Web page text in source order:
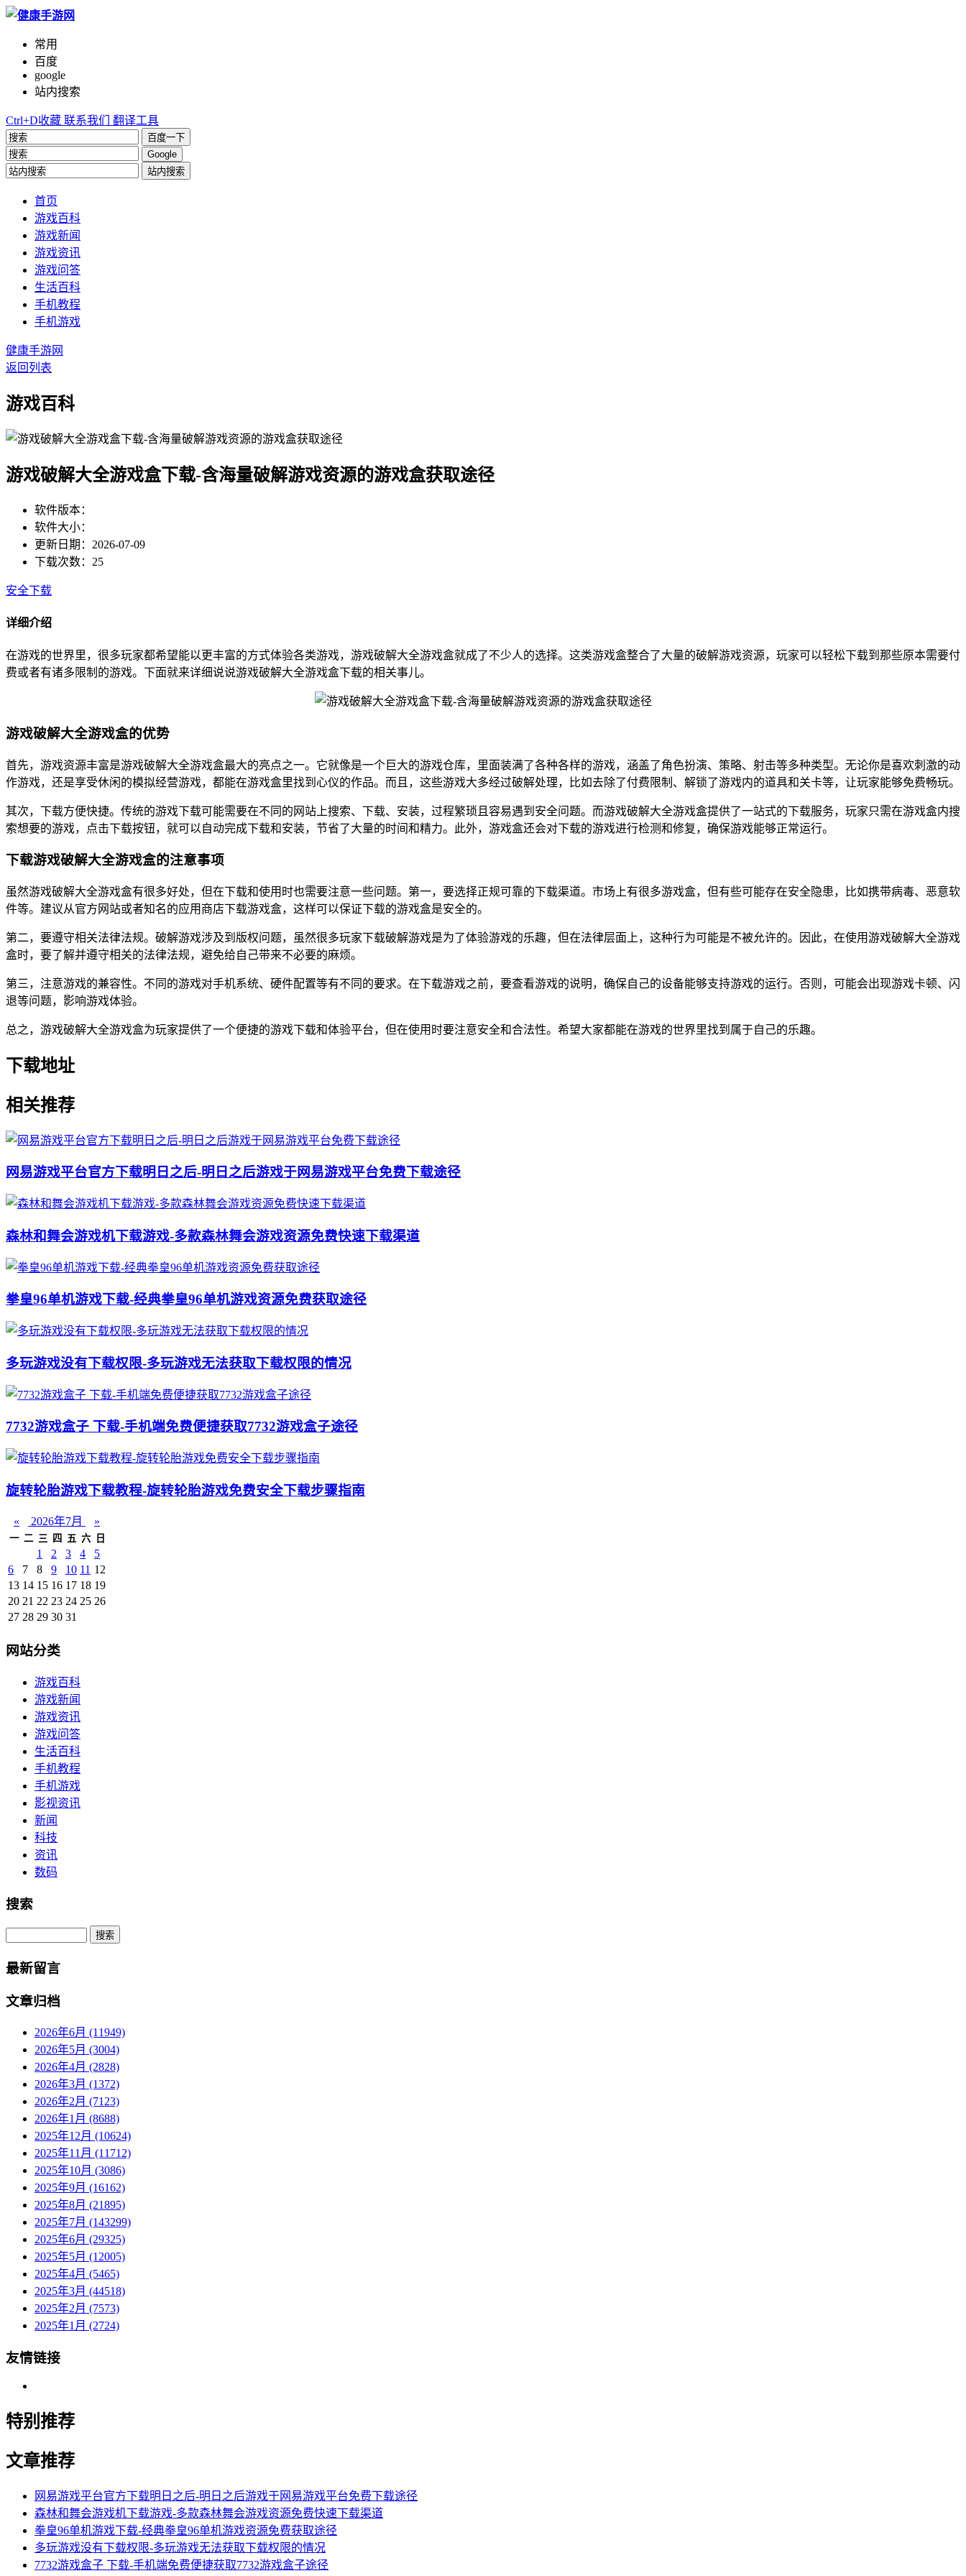
常用
百度
google
站内搜索
Ctrl+D收藏 联系我们 翻译工具
百度一下
Google
站内搜索
首页
游戏百科
游戏新闻
游戏资讯
游戏问答
生活百科
手机教程
手机游戏
健康手游网
返回列表
游戏百科
游戏破解大全游戏盒下载-含海量破解游戏资源的游戏盒获取途径
软件版本：
软件大小：
更新日期：2026-07-09
下载次数：25
安全下载
详细介绍
在游戏的世界里，很多玩家都希望能以更丰富的方式体验各类游戏，游戏破解大全游戏盒就成了不少人的选择。这类游戏盒整合了大量的破解游戏资源，玩家可以轻松下载到那些原本需要付
费或者有诸多限制的游戏。下面就来详细说说游戏破解大全游戏盒下载的相关事儿。
游戏破解大全游戏盒的优势
首先，游戏资源丰富是游戏破解大全游戏盒最大的亮点之一。它就像是一个巨大的游戏仓库，里面装满了各种各样的游戏，涵盖了角色扮演、策略、射击等多种类型。无论你是喜欢刺激的动
作游戏，还是享受休闲的模拟经营游戏，都能在游戏盒里找到心仪的作品。而且，这些游戏大多经过破解处理，比如去除了付费限制、解锁了游戏内的道具和关卡等，让玩家能够免费畅玩。
其次，下载方便快捷。传统的游戏下载可能需要在不同的网站上搜索、下载、安装，过程繁琐且容易遇到安全问题。而游戏破解大全游戏盒提供了一站式的下载服务，玩家只需在游戏盒内搜
索想要的游戏，点击下载按钮，就可以自动完成下载和安装，节省了大量的时间和精力。此外，游戏盒还会对下载的游戏进行检测和修复，确保游戏能够正常运行。
下载游戏破解大全游戏盒的注意事项
虽然游戏破解大全游戏盒有很多好处，但在下载和使用时也需要注意一些问题。第一，要选择正规可靠的下载渠道。市场上有很多游戏盒，但有些可能存在安全隐患，比如携带病毒、恶意软
件等。建议从官方网站或者知名的应用商店下载游戏盒，这样可以保证下载的游戏盒是安全的。
第二，要遵守相关法律法规。破解游戏涉及到版权问题，虽然很多玩家下载破解游戏是为了体验游戏的乐趣，但在法律层面上，这种行为可能是不被允许的。因此，在使用游戏破解大全游戏
盒时，要了解并遵守相关的法律法规，避免给自己带来不必要的麻烦。
第三，注意游戏的兼容性。不同的游戏对手机系统、硬件配置等有不同的要求。在下载游戏之前，要查看游戏的说明，确保自己的设备能够支持游戏的运行。否则，可能会出现游戏卡顿、闪
退等问题，影响游戏体验。
总之，游戏破解大全游戏盒为玩家提供了一个便捷的游戏下载和体验平台，但在使用时要注意安全和合法性。希望大家都能在游戏的世界里找到属于自己的乐趣。
下载地址
相关推荐
网易游戏平台官方下载明日之后-明日之后游戏于网易游戏平台免费下载途径
森林和舞会游戏机下载游戏-多款森林舞会游戏资源免费快速下载渠道
拳皇96单机游戏下载-经典拳皇96单机游戏资源免费获取途径
多玩游戏没有下载权限-多玩游戏无法获取下载权限的情况
7732游戏盒子 下载-手机端免费便捷获取7732游戏盒子途径
旋转轮胎游戏下载教程-旋转轮胎游戏免费安全下载步骤指南
« 2026年7月 »
一 二 三 四 五 六 日
1 2 3 4
5
6
7 8 9 10 11 12
13 14 15 16 17 18 19
20 21 22 23 24 25 26
27 28 29 30 31
网站分类
游戏百科
游戏新闻
游戏资讯
游戏问答
生活百科
手机教程
手机游戏
影视资讯
新闻
科技
资讯
数码
搜索
Search
最新留言
文章归档
2026年6月 (11949)
2026年5月 (3004)
2026年4月 (2828)
2026年3月 (1372)
2026年2月 (7123)
2026年1月 (8688)
2025年12月 (10624)
2025年11月 (11712)
2025年10月 (3086)
2025年9月 (16162)
2025年8月 (21895)
2025年7月 (143299)
2025年6月 (29325)
2025年5月 (12005)
2025年4月 (5465)
2025年3月 (44518)
2025年2月 (7573)
2025年1月 (2724)
友情链接
特别推荐
文章推荐
网易游戏平台官方下载明日之后-明日之后游戏于网易游戏平台免费下载途径
森林和舞会游戏机下载游戏-多款森林舞会游戏资源免费快速下载渠道
拳皇96单机游戏下载-经典拳皇96单机游戏资源免费获取途径
多玩游戏没有下载权限-多玩游戏无法获取下载权限的情况
7732游戏盒子 下载-手机端免费便捷获取7732游戏盒子途径